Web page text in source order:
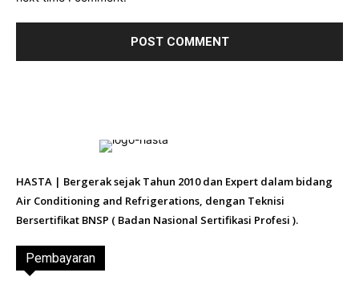
HASTA | Bergerak sejak Tahun 2010 dan Expert dalam bidang
Air Conditioning and Refrigerations, dengan Teknisi
Bersertifikat BNSP ( Badan Nasional Sertifikasi Profesi ).
Pembayaran